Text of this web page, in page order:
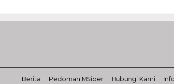
Berita Pedoman MSiber Hubungi Kami